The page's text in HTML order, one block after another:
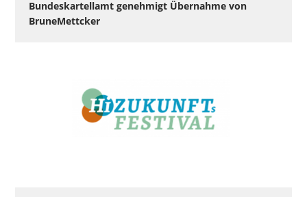
Bundeskartellamt genehmigt Übernahme von
BruneMettcker